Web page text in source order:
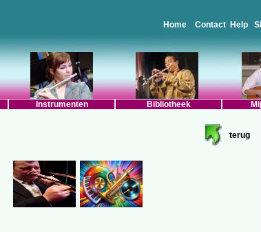
Home Contact Help
Instrumenten Bibliotheek
terug